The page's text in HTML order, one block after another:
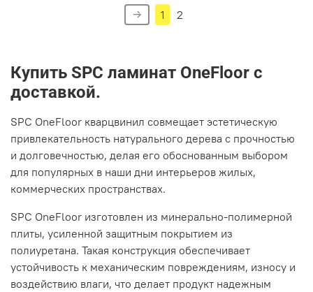
1 2
Купить SPC ламинат OneFloor с
доставкой.
SPC OneFloor кварцвинил совмещает эстетическую
привлекательность натурального дерева с прочностью
и долговечностью, делая его обоснованным выбором
для популярных в наши дни интерьеров жилых,
коммерческих пространствах.
SPC OneFloor изготовлен из минерально-полимерной
плиты, усиленной защитным покрытием из
полиуретана. Такая конструкция обеспечивает
устойчивость к механическим повреждениям, износу и
воздействию влаги, что делает продукт надежным